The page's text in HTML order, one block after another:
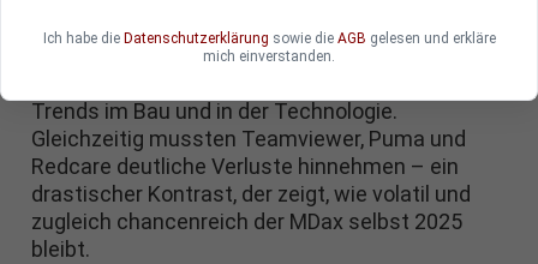
und Hochtief regelrechte Sprünge vollzogen. Die
Gründe reichen vom Rüstungsboom über
Trends im Bau und in der Technologie.
Gleichzeitig mussten Teamviewer, Puma und
Redcare deutliche Verluste hinnehmen – ein
drastischer Kontrast, der zeigt, wie volatil und
zugleich chancenreich der MDax selbst 2025
bleibt.
Ich habe die Datenschutzerklärung sowie die AGB gelesen und erkläre
mich einverstanden.